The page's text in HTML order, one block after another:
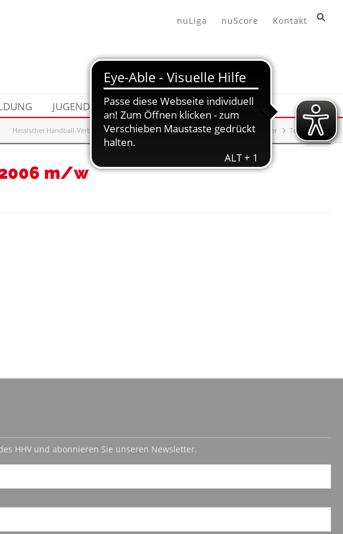
nuLiga nuScore Kontakt
JUGEND HANDBALL360
Hessischer Handball-Verband Leistungssport Training Maßnahmenkalender Termindetails
m/w
HHV und abonnieren Sie unseren Newsletter.